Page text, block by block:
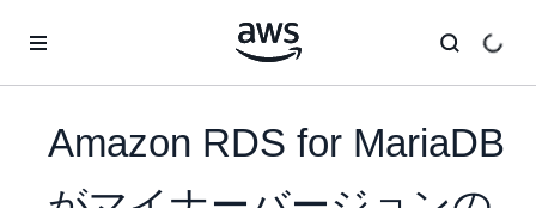
Amazon RDS for MariaDB